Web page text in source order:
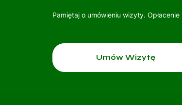
Pamiętaj o umówieniu wizyty.
Umów Wizytę